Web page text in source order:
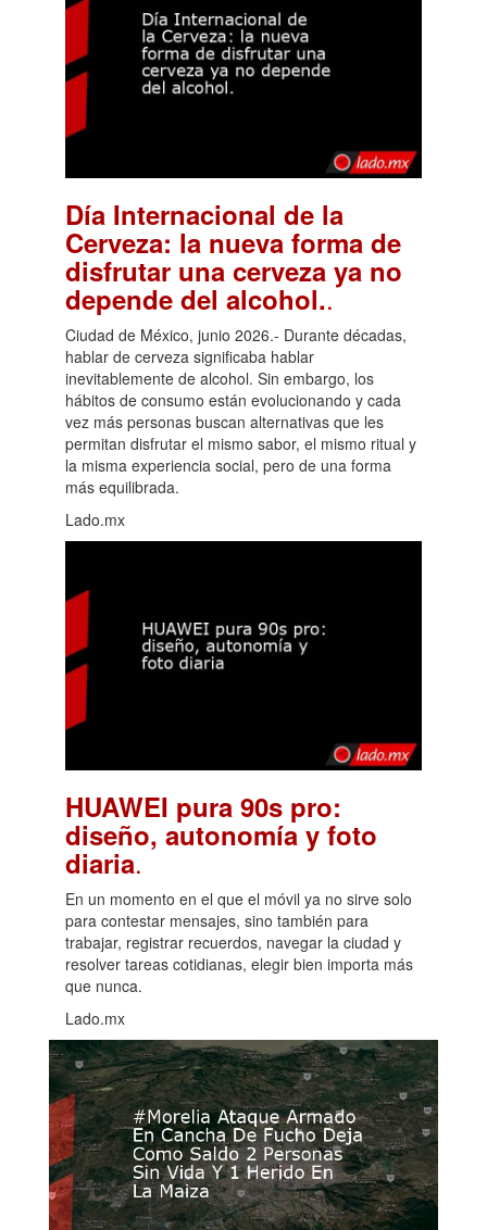
Día Internacional de la
Cerveza: la nueva forma de
disfrutar una cerveza ya no
depende del alcohol..
Ciudad de México, junio 2026.- Durante décadas,
hablar de cerveza significaba hablar
inevitablemente de alcohol. Sin embargo, los
hábitos de consumo están evolucionando y cada
vez más personas buscan alternativas que les
permitan disfrutar el mismo sabor, el mismo ritual y
la misma experiencia social, pero de una forma
más equilibrada.
Lado.mx
HUAWEI pura 90s pro:
diseño, autonomía y foto
diaria.
En un momento en el que el móvil ya no sirve solo
para contestar mensajes, sino también para
trabajar, registrar recuerdos, navegar la ciudad y
resolver tareas cotidianas, elegir bien importa más
que nunca.
Lado.mx